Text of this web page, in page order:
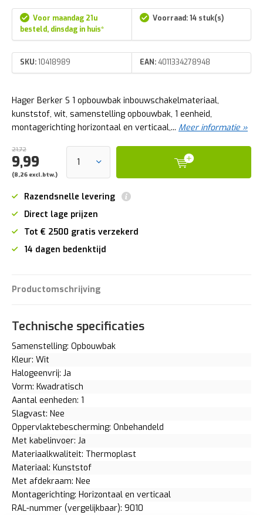
Voor maandag 21u
besteld, dinsdag in huis*
Voorraad: 14 stuk(s)
SKU:10418989 EAN:4011334278948
Hager Berker S 1 opbouwbak inbouwschakelmateriaal,
kunststof, wit, samenstelling opbouwbak, 1 eenheid,
montagerichting horizontaal en verticaal,... Meer informatie »
21,72
9,99
(8,26 excl.btw.)
Razendsnelle levering
Direct lage prijzen
Tot € 2500 gratis verzekerd
14 dagen bedenktijd
Productomschrijving
Technische specificaties
Samenstelling: Opbouwbak
Kleur: Wit
Halogeenvrij: Ja
Vorm: Kwadratisch
Aantal eenheden: 1
Slagvast: Nee
Oppervlaktebescherming: Onbehandeld
Met kabelinvoer: Ja
Materiaalkwaliteit: Thermoplast
Materiaal: Kunststof
Met afdekraam: Nee
Montagerichting: Horizontaal en verticaal
RAL-nummer (vergelijkbaar): 9010